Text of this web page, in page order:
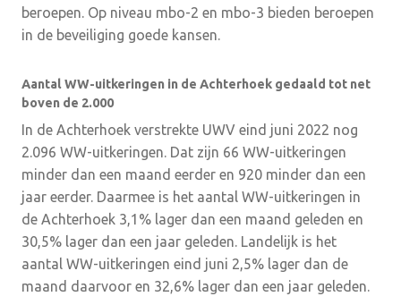
beroepen. Op niveau mbo-2 en mbo-3 bieden beroepen
in de beveiliging goede kansen.
Aantal WW-uitkeringen in de Achterhoek gedaald tot net
boven de 2.000
In de Achterhoek verstrekte UWV eind juni 2022 nog
2.096 WW-uitkeringen. Dat zijn 66 WW-uitkeringen
minder dan een maand eerder en 920 minder dan een
jaar eerder. Daarmee is het aantal WW-uitkeringen in
de Achterhoek 3,1% lager dan een maand geleden en
30,5% lager dan een jaar geleden. Landelijk is het
aantal WW-uitkeringen eind juni 2,5% lager dan de
maand daarvoor en 32,6% lager dan een jaar geleden.